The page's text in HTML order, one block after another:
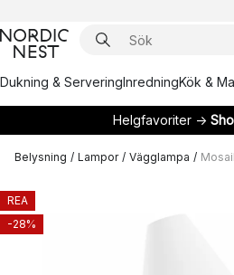
Dukning & ServeringInredningKök &
Helgfavoriter →
Belysning / Lampor / Vägglampa /
REA
-28%